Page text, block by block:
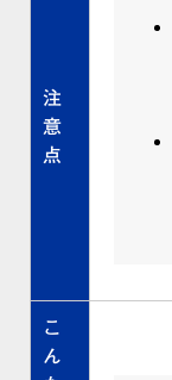
注
意
点
こ
ん